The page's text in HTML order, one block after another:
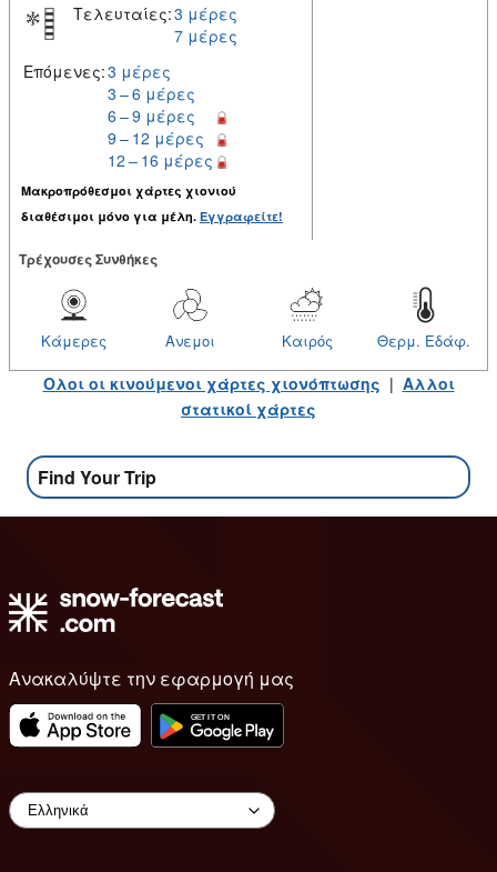
Τελευταίες:3 μέρες
7 μέρες
Επόμενες:3 μέρες
3 – 6 μέρες
6 – 9 μέρες
9 – 12 μέρες
12 – 16 μέρες
Μακροπρόθεσμοι χάρτες χιονιού
διαθέσιμοι μόνο για μέλη. Εγγραφείτε!
Tρέχουσες Συνθήκες
Θερμ. Εδάφ.
Καιρός
Ανεμοι
Κάμερες
Ολοι οι κινούμενοι χάρτες χιονόπτωσης | Αλλοι
στατικοί χάρτες
Find Your Trip
Ανακαλύψτε την εφαρμογή μας